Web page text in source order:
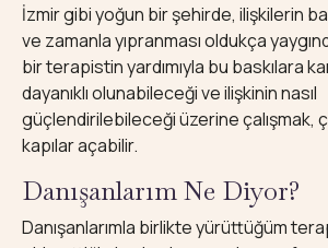
İzmir gibi yoğun bir şehirde, ilişkilerin
ve zamanla yıpranması oldukça
bir terapistin yardımıyla bu baskılara
dayanıklı olunabileceği ve ilişkinin nasıl
güçlendirilebileceği üzerine çalışmak,
kapılar açabilir.
Danışanlarım Ne Diyor?
Danışanlarımla birlikte yürüttüğüm